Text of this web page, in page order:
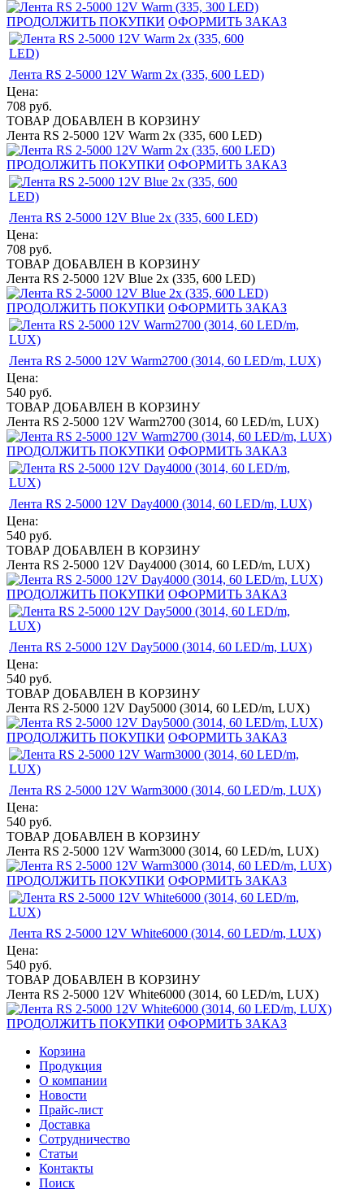
ПРОДОЛЖИТЬ ПОКУПКИ ОФОРМИТЬ ЗАКАЗ
Лента RS 2-5000 12V Warm 2x (335, 600 LED)
Цена:
708 руб.
ТОВАР ДОБАВЛЕН В КОРЗИНУ
Лента RS 2-5000 12V Warm 2x (335, 600 LED)
ПРОДОЛЖИТЬ ПОКУПКИ ОФОРМИТЬ ЗАКАЗ
Лента RS 2-5000 12V Blue 2x (335, 600 LED)
Цена:
708 руб.
ТОВАР ДОБАВЛЕН В КОРЗИНУ
Лента RS 2-5000 12V Blue 2x (335, 600 LED)
ПРОДОЛЖИТЬ ПОКУПКИ ОФОРМИТЬ ЗАКАЗ
Лента RS 2-5000 12V Warm2700 (3014, 60 LED/m, LUX)
Цена:
540 руб.
ТОВАР ДОБАВЛЕН В КОРЗИНУ
Лента RS 2-5000 12V Warm2700 (3014, 60 LED/m, LUX)
ПРОДОЛЖИТЬ ПОКУПКИ ОФОРМИТЬ ЗАКАЗ
Лента RS 2-5000 12V Day4000 (3014, 60 LED/m, LUX)
Цена:
540 руб.
ТОВАР ДОБАВЛЕН В КОРЗИНУ
Лента RS 2-5000 12V Day4000 (3014, 60 LED/m, LUX)
ПРОДОЛЖИТЬ ПОКУПКИ ОФОРМИТЬ ЗАКАЗ
Лента RS 2-5000 12V Day5000 (3014, 60 LED/m, LUX)
Цена:
540 руб.
ТОВАР ДОБАВЛЕН В КОРЗИНУ
Лента RS 2-5000 12V Day5000 (3014, 60 LED/m, LUX)
ПРОДОЛЖИТЬ ПОКУПКИ ОФОРМИТЬ ЗАКАЗ
Лента RS 2-5000 12V Warm3000 (3014, 60 LED/m, LUX)
Цена:
540 руб.
ТОВАР ДОБАВЛЕН В КОРЗИНУ
Лента RS 2-5000 12V Warm3000 (3014, 60 LED/m, LUX)
ПРОДОЛЖИТЬ ПОКУПКИ ОФОРМИТЬ ЗАКАЗ
Лента RS 2-5000 12V White6000 (3014, 60 LED/m, LUX)
Цена:
540 руб.
ТОВАР ДОБАВЛЕН В КОРЗИНУ
Лента RS 2-5000 12V White6000 (3014, 60 LED/m, LUX)
ПРОДОЛЖИТЬ ПОКУПКИ ОФОРМИТЬ ЗАКАЗ
Корзина
Продукция
О компании
Новости
Прайс-лист
Доставка
Сотрудничество
Статьи
Контакты
Поиск